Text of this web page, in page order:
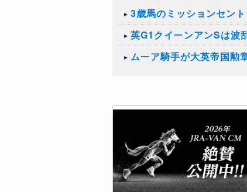
3歳馬のミッションセン
英G1クイーンアンSは波
ムーア騎手が大英帝国勲